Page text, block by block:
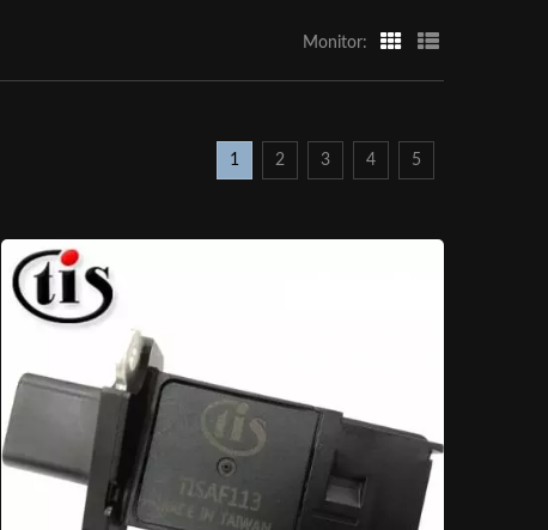
Monitor:
1 2 3 4 5